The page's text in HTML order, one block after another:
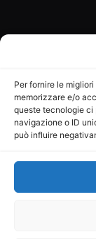
Per fornire le
memorizzare e/o
queste tecnologie ci
navigazione o ID
può influire